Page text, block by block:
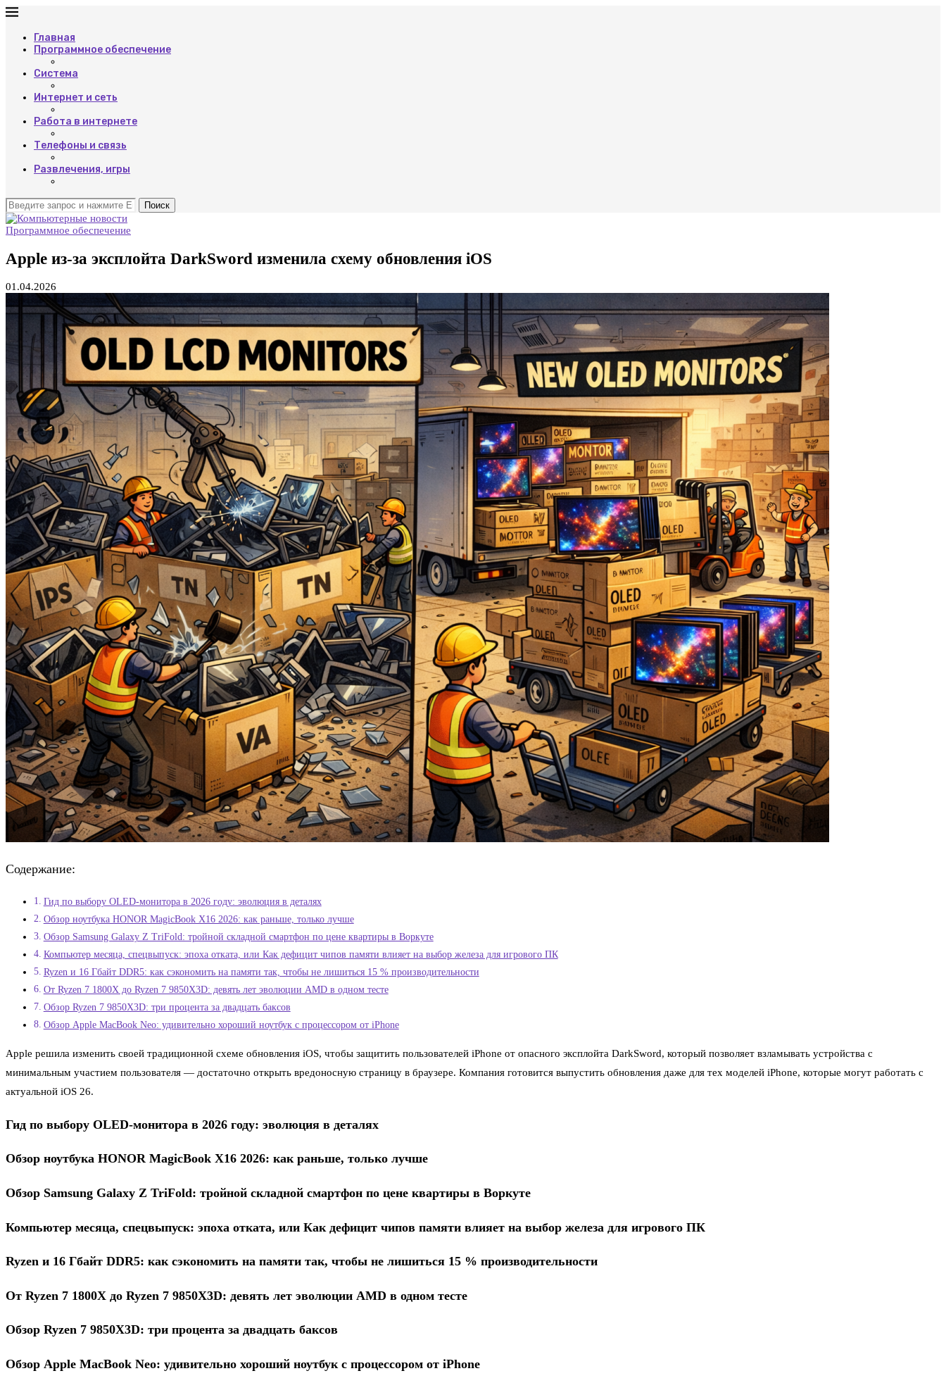
Главная
Программное обеспечение
Система
Интернет и сеть
Работа в интернете
Телефоны и связь
Развлечения, игры
Поиск
Программное обеспечение
Apple из-за эксплойта DarkSword изменила схему обновления iOS
01.04.2026
Содержание:
Гид по выбору OLED-монитора в 2026 году: эволюция в деталях
Обзор ноутбука HONOR MagicBook X16 2026: как раньше, только лучше
Обзор Samsung Galaxy Z TriFold: тройной складной смартфон по цене квартиры в Воркуте
Компьютер месяца, спецвыпуск: эпоха отката, или Как дефицит чипов памяти влияет на выбор железа для игрового ПК
Ryzen и 16 Гбайт DDR5: как сэкономить на памяти так, чтобы не лишиться 15 % производительности
От Ryzen 7 1800X до Ryzen 7 9850X3D: девять лет эволюции AMD в одном тесте
Обзор Ryzen 7 9850X3D: три процента за двадцать баксов
Обзор Apple MacBook Neo: удивительно хороший ноутбук с процессором от iPhone
Apple решила изменить своей традиционной схеме обновления iOS, чтобы защитить пользователей iPhone от опасного эксплойта DarkSword, который позволяет взламывать устройства с
минимальным участием пользователя — достаточно открыть вредоносную страницу в браузере. Компания готовится выпустить обновления даже для тех моделей iPhone, которые могут работать с
актуальной iOS 26.
Гид по выбору OLED-монитора в 2026 году: эволюция в деталях
Обзор ноутбука HONOR MagicBook X16 2026: как раньше, только лучше
Обзор Samsung Galaxy Z TriFold: тройной складной смартфон по цене квартиры в Воркуте
Компьютер месяца, спецвыпуск: эпоха отката, или Как дефицит чипов памяти влияет на выбор железа для игрового ПК
Ryzen и 16 Гбайт DDR5: как сэкономить на памяти так, чтобы не лишиться 15 % производительности
От Ryzen 7 1800X до Ryzen 7 9850X3D: девять лет эволюции AMD в одном тесте
Обзор Ryzen 7 9850X3D: три процента за двадцать баксов
Обзор Apple MacBook Neo: удивительно хороший ноутбук с процессором от iPhone